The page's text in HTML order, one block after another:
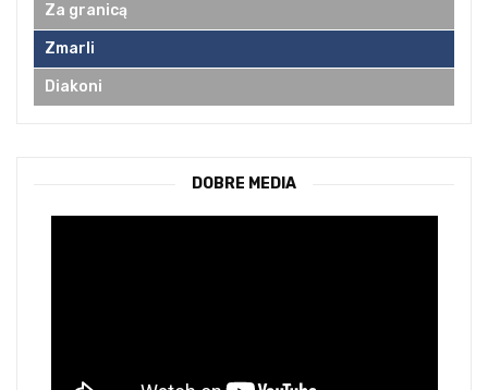
Za granicą
Zmarli
Diakoni
DOBRE MEDIA